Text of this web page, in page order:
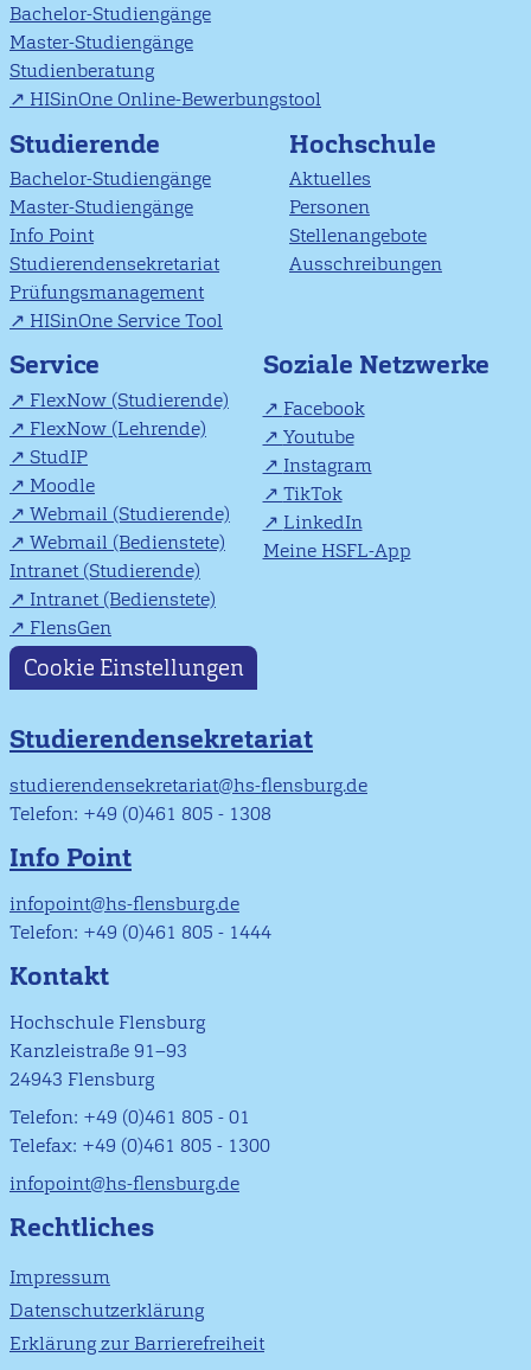
Bachelor-Studiengänge
Master-Studiengänge
Studienberatung
HISinOne Online-Bewerbungstool
Studierende
Bachelor-Studiengänge
Master-Studiengänge
Info Point
Studierendensekretariat
Prüfungsmanagement
HISinOne Service Tool
Hochschule
Aktuelles
Personen
Stellenangebote
Ausschreibungen
Service
FlexNow (Studierende)
FlexNow (Lehrende)
StudIP
Moodle
Webmail (Studierende)
Webmail (Bedienstete)
Intranet (Studierende)
Intranet (Bedienstete)
FlensGen
Soziale Netzwerke
Facebook
Youtube
Instagram
TikTok
LinkedIn
Meine HSFL-App
Cookie Einstellungen
Studierendensekretariat
studierendensekretariat@hs-flensburg.de
Telefon: +49 (0)461 805 - 1308
Info Point
infopoint@hs-flensburg.de
Telefon: +49 (0)461 805 - 1444
Kontakt
Hochschule Flensburg
Kanzleistraße 91–93
24943 Flensburg
Telefon: +49 (0)461 805 - 01
Telefax: +49 (0)461 805 - 1300
infopoint@hs-flensburg.de
Rechtliches
Impressum
Datenschutzerklärung
Erklärung zur Barrierefreiheit